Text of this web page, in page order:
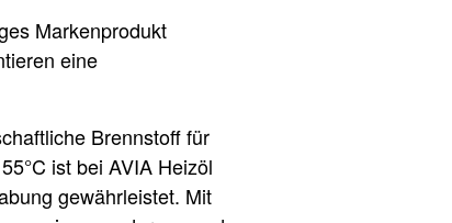
Markenprodukt
eine
Brennstoff für
ist bei AVIA Heizöl
gewährleistet. Mit